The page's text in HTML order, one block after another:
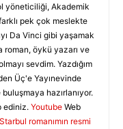
yöneticiliği, Akademik
pek çok meslekte
Da Vinci gibi yaşamak
roman, öykü yazarı ve
sevdim. Yazdığım
Üç'e Yayınevinde
hazırlanıyor.
ediniz. YoutubeWeb
Starbul romanımın resmi